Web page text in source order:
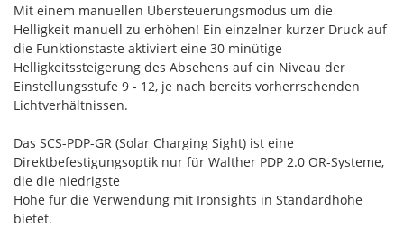
Mit einem manuellen Übersteuerungsmodus um die
Helligkeit manuell zu erhöhen! Ein einzelner kurzer Druck auf
die Funktionstaste aktiviert eine 30 minütige
Helligkeitssteigerung des Absehens auf ein Niveau der
Einstellungsstufe 9 - 12, je nach bereits vorherrschenden
Lichtverhältnissen.
Das SCS-PDP-GR (Solar Charging Sight) ist eine
Direktbefestigungsoptik nur für Walther PDP 2.0 OR-Systeme,
die die niedrigste
Höhe für die Verwendung mit Ironsights in Standardhöhe
bietet.